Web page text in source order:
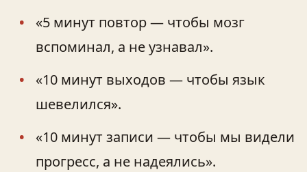
«5 минут повтор — чтобы мозг
вспоминал, а не узнавал».
«10 минут выходов — чтобы язык
шевелился».
«10 минут записи — чтобы мы видели
прогресс, а не надеялись».